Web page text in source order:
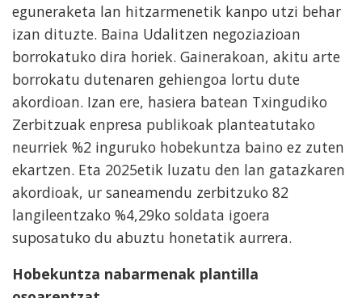
eguneraketa lan hitzarmenetik kanpo utzi behar
izan dituzte. Baina Udalitzen negoziazioan
borrokatuko dira horiek. Gainerakoan, akitu arte
borrokatu dutenaren gehiengoa lortu dute
akordioan. Izan ere, hasiera batean Txingudiko
Zerbitzuak enpresa publikoak planteatutako
neurriek %2 inguruko hobekuntza baino ez zuten
ekartzen. Eta 2025etik luzatu den lan gatazkaren
akordioak, ur saneamendu zerbitzuko 82
langileentzako %4,29ko soldata igoera
suposatuko du abuztu honetatik aurrera.
Hobekuntza nabarmenak plantilla